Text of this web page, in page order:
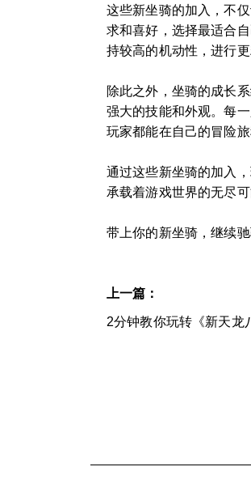
这些新坐骑的加入，不
求和喜好，选择最适合
持较高的机动性，进行
除此之外，坐骑的成长
强大的技能和外观。每
玩家都能在自己的冒险
通过这些新坐骑的加入
承载着游戏世界的无尽
带上你的新坐骑，继续
上一篇：
2分钟教你玩转《新天龙